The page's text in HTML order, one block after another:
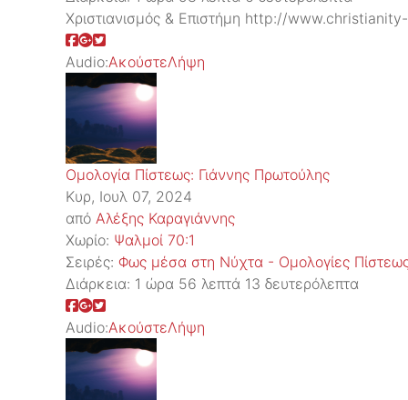
Χριστιανισμός & Επιστήμη http://
Audio:ΑκούστεΛήψη
Ομολογία Πίστεως: Γιάννης Πρωτούλης
Κυρ, Ιουλ 07, 2024
από Αλέξης Καραγιάννης
Χωρίο: Ψαλμοί 70:1
Σειρές: Φως μέσα στη Νύχτα - Ομολογίες
Διάρκεια: 1 ώρα 56 λεπτά 13 δευτερόλεπτα
Audio:ΑκούστεΛήψη